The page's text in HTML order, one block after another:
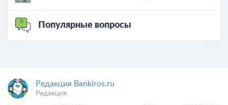
Популярные вопросы
Редакция Bankiros.ru
Редакция